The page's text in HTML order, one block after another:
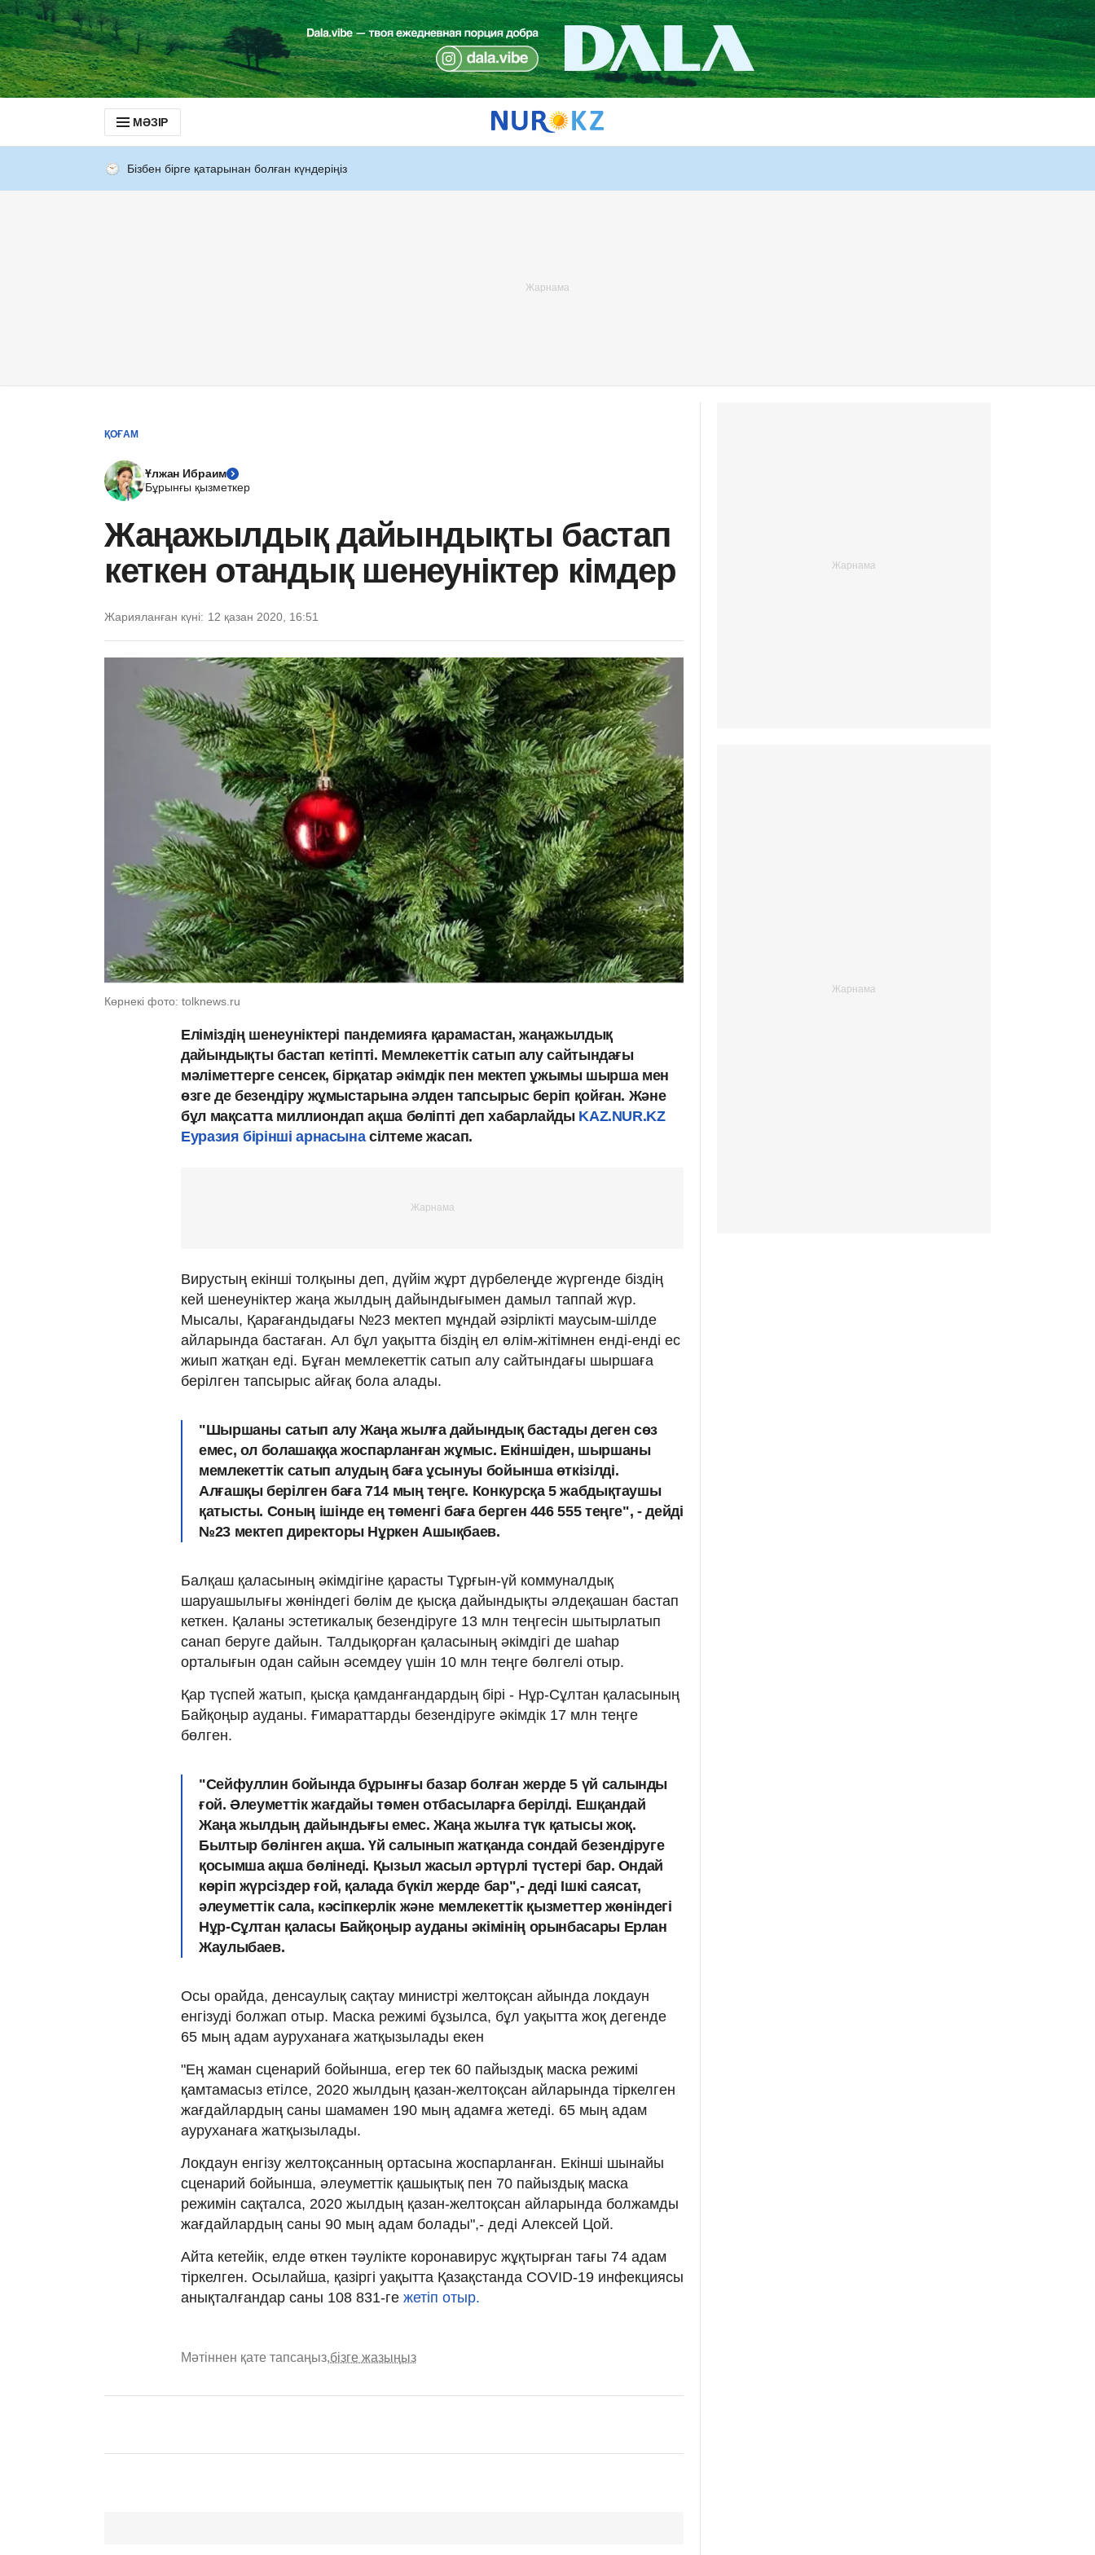
МӘЗІР
Бізбен бірге қатарынан болған күндеріңіз
ҚОҒАМ
Ұлжан Ибраим
Бұрынғы қызметкер
Жаңажылдық дайындықты бастап
кеткен отандық шенеуніктер кімдер
Жарияланған күні: 12 қазан 2020, 16:51
Көрнекі фото: tolknews.ru
Еліміздің шенеуніктері пандемияға қарамастан, жаңажылдық
дайындықты бастап кетіпті. Мемлекеттік сатып алу сайтындағы
мәліметтерге сенсек, бірқатар әкімдік пен мектеп ұжымы шырша мен
өзге де безендіру жұмыстарына әлден тапсырыс беріп қойған. Және
бұл мақсатта миллиондап ақша бөліпті деп хабарлайды KAZ.NUR.KZ
Еуразия бірінші арнасынасілтеме жасап.
Вирустың екінші толқыны деп, дүйім жұрт дүрбелеңде жүргенде біздің
кей шенеуніктер жаңа жылдың дайындығымен дамыл таппай жүр.
Мысалы, Қарағандыдағы №23 мектеп мұндай әзірлікті маусым-шілде
айларында бастаған. Ал бұл уақытта біздің ел өлім-жітімнен енді-енді ес
жиып жатқан еді. Бұған мемлекеттік сатып алу сайтындағы шыршаға
берілген тапсырыс айғақ бола алады.
"Шыршаны сатып алу Жаңа жылға дайындық бастады деген сөз
емес, ол болашаққа жоспарланған жұмыс. Екіншіден, шыршаны
мемлекеттік сатып алудың баға ұсынуы бойынша өткізілді.
Алғашқы берілген баға 714 мың теңге. Конкурсқа 5 жабдықтаушы
қатысты. Соның ішінде ең төменгі баға берген 446 555 теңге", - дейді
№23 мектеп директоры Нұркен Ашықбаев.
Балқаш қаласының әкімдігіне қарасты Тұрғын-үй коммуналдық
шаруашылығы жөніндегі бөлім де қысқа дайындықты әлдеқашан бастап
кеткен. Қаланы эстетикалық безендіруге 13 млн теңгесін шытырлатып
санап беруге дайын. Талдықорған қаласының әкімдігі де шаһар
орталығын одан сайын әсемдеу үшін 10 млн теңге бөлгелі отыр.
Қар түспей жатып, қысқа қамданғандардың бірі - Нұр-Сұлтан қаласының
Байқоңыр ауданы. Ғимараттарды безендіруге әкімдік 17 млн теңге
бөлген.
"Сейфуллин бойында бұрынғы базар болған жерде 5 үй салынды
ғой. Әлеуметтік жағдайы төмен отбасыларға берілді. Ешқандай
Жаңа жылдың дайындығы емес. Жаңа жылға түк қатысы жоқ.
Былтыр бөлінген ақша. Үй салынып жатқанда сондай безендіруге
қосымша ақша бөлінеді. Қызыл жасыл әртүрлі түстері бар. Ондай
көріп жүрсіздер ғой, қалада бүкіл жерде бар",- деді Ішкі саясат,
әлеуметтік сала, кәсіпкерлік және мемлекеттік қызметтер жөніндегі
Нұр-Сұлтан қаласы Байқоңыр ауданы әкімінің орынбасары Ерлан
Жаулыбаев.
Осы орайда, денсаулық сақтау министрі желтоқсан айында локдаун
енгізуді болжап отыр. Маска режимі бұзылса, бұл уақытта жоқ дегенде
65 мың адам ауруханаға жатқызылады екен
"Ең жаман сценарий бойынша, егер тек 60 пайыздық маска режимі
қамтамасыз етілсе, 2020 жылдың қазан-желтоқсан айларында тіркелген
жағдайлардың саны шамамен 190 мың адамға жетеді. 65 мың адам
ауруханаға жатқызылады.
Локдаун енгізу желтоқсанның ортасына жоспарланған. Екінші шынайы
сценарий бойынша, әлеуметтік қашықтық пен 70 пайыздық маска
режимін сақталса, 2020 жылдың қазан-желтоқсан айларында болжамды
жағдайлардың саны 90 мың адам болады",- деді Алексей Цой.
Айта кетейік, елде өткен тәулікте коронавирус жұқтырған тағы 74 адам
тіркелген. Осылайша, қазіргі уақытта Қазақстанда COVID-19 инфекциясы
анықталғандар саны 108 831-ге жетіп отыр.
Мәтіннен қате тапсаңыз,бізге жазыңыз